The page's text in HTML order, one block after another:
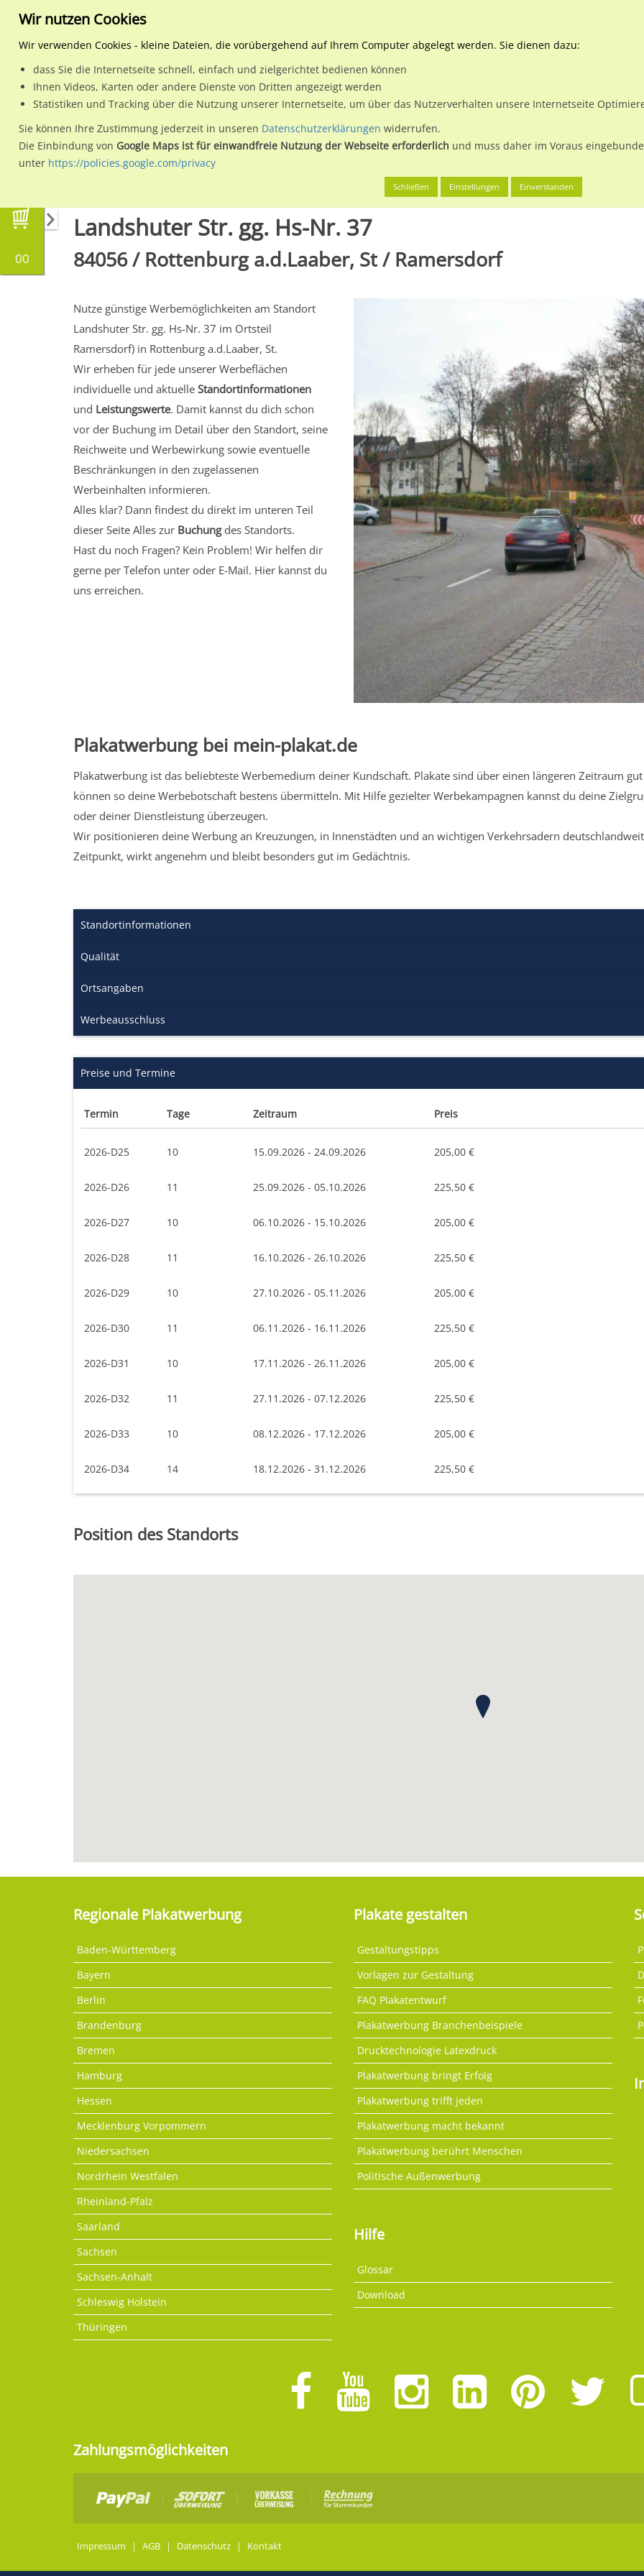
Planen & Buchen Plakatwerbung
Wähle den Werbestandort:
00
Rottenburg a.d.Laaber, St Landshuter Str. gg. Hs-Nr. 37
Landshuter Str. gg. Hs-Nr. 37
84056 / Rottenburg a.d.Laaber, St / Ramersdorf
Nutze günstige Werbemöglichkeiten am Standort
Landshuter Str. gg. Hs-Nr. 37 im Ortsteil
Ramersdorf) in Rottenburg a.d.Laaber, St.
Wir erheben für jede unserer Werbeflächen
individuelle und aktuelle Standortinformationen
und Leistungswerte. Damit kannst du dich schon
vor der Buchung im Detail über den Standort, seine
Reichweite und Werbewirkung sowie eventuelle
Beschränkungen in den zugelassenen
Werbeinhalten informieren.
Alles klar? Dann findest du direkt im unteren Teil
dieser Seite Alles zur Buchungdes Standorts.
Hast du noch Fragen? Kein Problem! Wir helfen dir
gerne per Telefon unter oder E-Mail. Hier kannst du
uns erreichen.
Plakatwerbung bei mein-plakat.de
Plakatwerbung ist das beliebteste Werbemedium deiner Kundschaft. Plakate sind über einen längeren Zeitraum
können so deine Werbebotschaft bestens übermitteln. Mit Hilfe gezielter Werbekampagnen kannst du deine
oder deiner Dienstleistung überzeugen.
Wir positionieren deine Werbung an Kreuzungen, in Innenstädten und an wichtigen Verkehrsadern
Zeitpunkt, wirkt angenehm und bleibt besonders gut im Gedächtnis.
Standortinformationen
Qualität
Ortsangaben
Werbeausschluss
Preise und Termine
Termin Tage Zeitraum Preis
2026-D25 10 15.09.2026 - 24.09.2026 205,00 €
2026-D26 11 25.09.2026 - 05.10.2026 225,50 €
2026-D27 10 06.10.2026 - 15.10.2026 205,00 €
2026-D28 11 16.10.2026 - 26.10.2026 225,50 €
2026-D29 10 27.10.2026 - 05.11.2026 205,00 €
2026-D30 11 06.11.2026 - 16.11.2026 225,50 €
2026-D31 10 17.11.2026 - 26.11.2026 205,00 €
2026-D32 11 27.11.2026 - 07.12.2026 225,50 €
2026-D33 10 08.12.2026 - 17.12.2026 205,00 €
2026-D34 14 18.12.2026 - 31.12.2026 225,50 €
Position des Standorts
Regionale Plakatwerbung
Baden-Württemberg
Bayern
Berlin
Brandenburg
Bremen
Hamburg
Hessen
Mecklenburg Vorpommern
Niedersachsen
Nordrhein Westfalen
Rheinland-Pfalz
Saarland
Sachsen
Sachsen-Anhalt
Schleswig Holstein
Thüringen
Plakate gestalten
Gestaltungstipps
Vorlagen zur Gestaltung
FAQ Plakatentwurf
Plakatwerbung Branchenbeispiele
Drucktechnologie Latexdruck
Plakatwerbung bringt Erfolg
Plakatwerbung trifft jeden
Plakatwerbung macht bekannt
Plakatwerbung berührt Menschen
Politische Außenwerbung
Hilfe
Glossar
Download
Zahlungsmöglichkeiten
Impressum | AGB | Datenschutz | Kontakt
Wir nutzen Cookies
Wir verwenden Cookies - kleine Dateien, die vorübergehend auf Ihrem Computer abgelegt werden. Sie dienen dazu:
dass Sie die Internetseite schnell, einfach und zielgerichtet bedienen können
Ihnen Videos, Karten oder andere Dienste von Dritten angezeigt werden
Statistiken und Tracking über die Nutzung unserer Internetseite, um über das Nutzerverhalten unsere Internetseite
Sie können Ihre Zustimmung jederzeit in unseren Datenschutzerklärungen widerrufen.
Die Einbindung von Google Maps ist für einwandfreie Nutzung der Webseite erforderlich und muss daher im Voraus
unter https://policies.google.com/privacy
Schließen Einstellungen Einverstanden